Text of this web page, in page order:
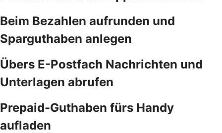
Beim Bezahlen aufrunden und
Sparguthaben anlegen
Übers E-Postfach Nachrichten und
Unterlagen abrufen
Prepaid-Guthaben fürs Handy
aufladen